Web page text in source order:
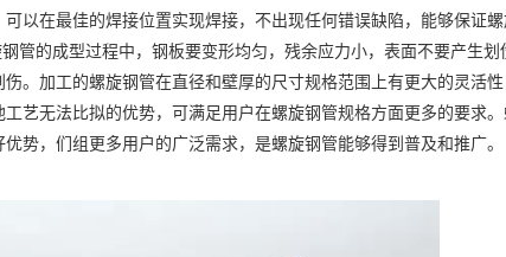
以在最佳的焊接位置实现焊接，不出现任何错误缺陷，能够保证
管的成型过程中，钢板要变形均匀，残余应力小，表面不要产生
。加工的螺旋钢管在直径和壁厚的尺寸规格范围上有更大的灵活性
艺无法比拟的优势，可满足用户在螺旋钢管规格方面更多的要求
势，们组更多用户的广泛需求，是螺旋钢管能够得到普及和推广。